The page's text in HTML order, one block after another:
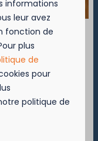
van 50%
van
informations
leur avez
fonction de
plus
de
pour
politique de